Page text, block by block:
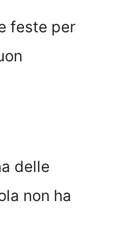
feste per
delle
non ha